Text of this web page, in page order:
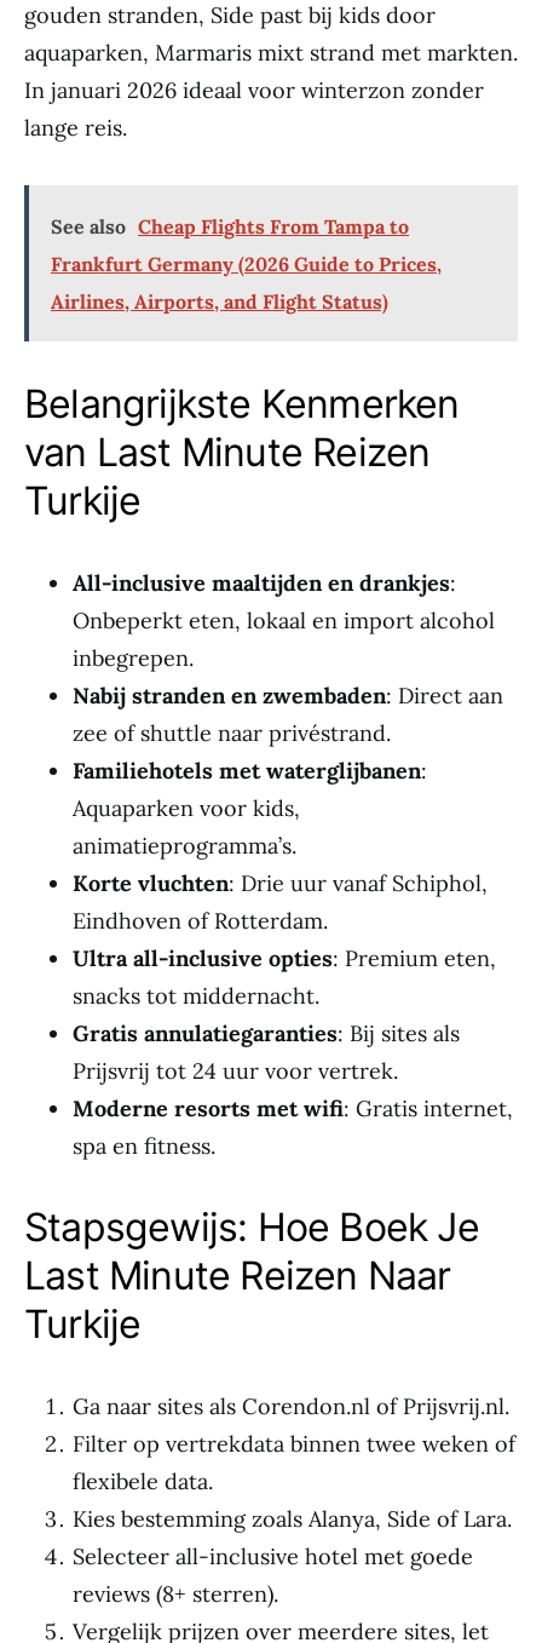
gouden stranden, Side past bij kids door
aquaparken, Marmaris mixt strand met markten.
In januari 2026 ideaal voor winterzon zonder
lange reis.
See also Cheap Flights From Tampa to
Frankfurt Germany (2026 Guide to Prices,
Airlines, Airports, and Flight Status)
Belangrijkste Kenmerken
van Last Minute Reizen
Turkije
All-inclusive maaltijden en drankjes:
Onbeperkt eten, lokaal en import alcohol
inbegrepen.
Nabij stranden en zwembaden: Direct aan
zee of shuttle naar privéstrand.
Familiehotels met waterglijbanen:
Aquaparken voor kids,
animatieprogramma’s.
Korte vluchten: Drie uur vanaf Schiphol,
Eindhoven of Rotterdam.
Ultra all-inclusive opties: Premium eten,
snacks tot middernacht.
Gratis annulatiegaranties: Bij sites als
Prijsvrij tot 24 uur voor vertrek.
Moderne resorts met wifi: Gratis internet,
spa en fitness.
Stapsgewijs: Hoe Boek Je
Last Minute Reizen Naar
Turkije
Ga naar sites als Corendon.nl of Prijsvrij.nl.
Filter op vertrekdata binnen twee weken of
flexibele data.
Kies bestemming zoals Alanya, Side of Lara.
Selecteer all-inclusive hotel met goede
reviews (8+ sterren).
Vergelijk prijzen over meerdere sites, let